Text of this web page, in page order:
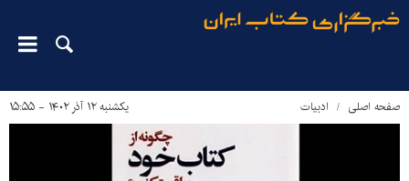
صفحه اصلی ادبیات یکشنبه ۱۲ آذر ۱۴۰۲ - ۱۵:۵۵